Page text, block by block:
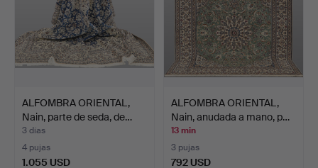
ALFOMBRA ORIENTAL,
Nain, parte de seda, de…
3 días
4 pujas
1.055 USD
ALFOMBRA ORIENTAL,
Nain, anudada a mano, p…
13 min
3 pujas
792 USD